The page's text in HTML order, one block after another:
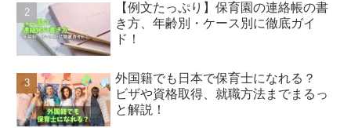
【例文たっぷり】保育園の連絡帳の書
き方、年齢別・ケース別に徹底ガイ
ド！
外国籍でも日本で保育士になれる？
ビザや資格取得、就職方法までまるっ
と解説！